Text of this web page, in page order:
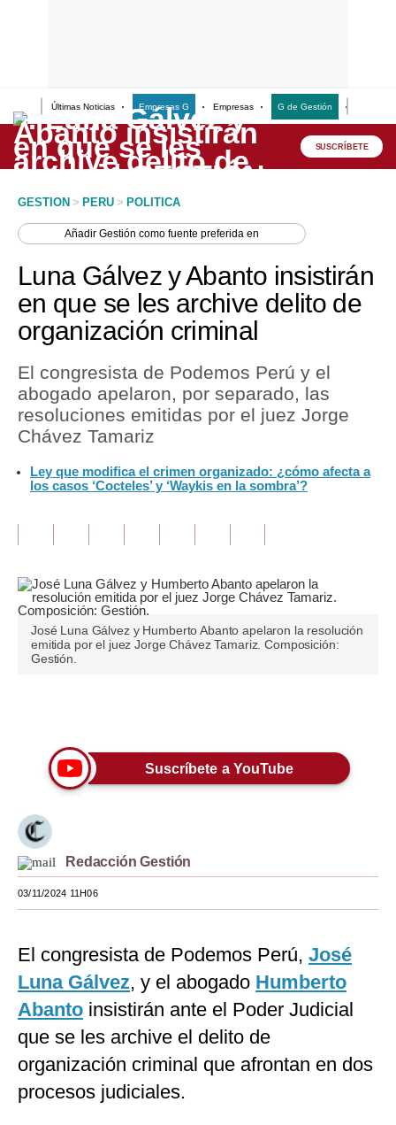
Últimas Noticias Empresas G Empresas G de Gestión
Lo último
Peru Quiosco
Economía
Mercados
Política
Tu Dinero
Finanzas Personales
Editorial
Pregunta de hoy
Lujo
Viajes
Moda
Estilos
Mundo
México
España
Internacional
Tecnología
Club del Suscriptor
SUSCRÍBETE
GESTION > PERU > POLITICA
AñadirGestión como fuente preferida en
Luna Gálvez y Abanto insistirán
en que se les archive delito de
organización criminal
El congresista de Podemos Perú y el
abogado apelaron, por separado, las
resoluciones emitidas por el juez Jorge
Chávez Tamariz
Ley que modifica el crimen organizado: ¿cómo afecta a
los casos ‘Cocteles’ y ‘Waykis en la sombra’?
José Luna Gálvez y Humberto Abanto apelaron la resolución
emitida por el juez Jorge Chávez Tamariz. Composición:
Gestión.
Suscríbete a YouTube
Redacción Gestión
03/11/2024 11H06
El congresista de Podemos Perú, José
Luna Gálvez, y el abogado Humberto
Abanto insistirán ante el Poder Judicial
que se les archive el delito de
organización criminal que afrontan en dos
procesos judiciales.